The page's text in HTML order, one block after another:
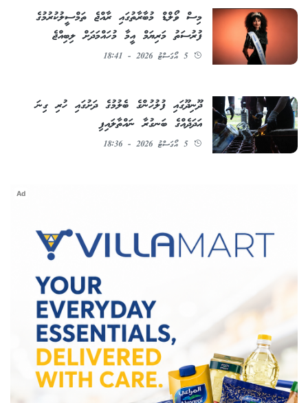
މިސް ވޯލްޑް މުބާރާތުގައި ރާއްޖެ ތަމްސީލުކުރުމުގެ
ފުރުސަތު މަރިޔަމް އީމާ މުހައްމަދަށް ލިބިއްޖެ
5 އޯގަސްޓު 2026 - 18:41
ދޫނިދޫގައި ފުލުހުންގެ ބެލުމުގެ ދަށުގައި ހުރި ގިނަ
އަދަދެއްގެ ބަނގުރާ ނައްތާލައިފި
5 އޯގަސްޓު 2026 - 18:36
Ad